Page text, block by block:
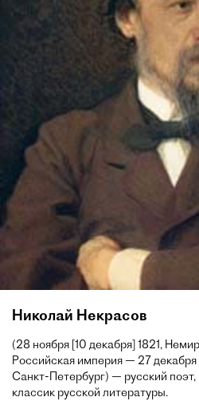
Николай Некрасов
(28 ноября [10 декабря] 1821,
Российская империя — 27 декабря
Санкт-Петербург) — русский поэт,
классик русской литературы.